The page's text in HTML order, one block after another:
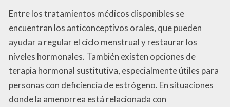
Entre los tratamientos médicos disponibles se
encuentran los anticonceptivos orales, que pueden
ayudar a regular el ciclo menstrual y restaurar los
niveles hormonales. También existen opciones de
terapia hormonal sustitutiva, especialmente útiles para
personas con deficiencia de estrógeno. En situaciones
donde la amenorrea está relacionada con